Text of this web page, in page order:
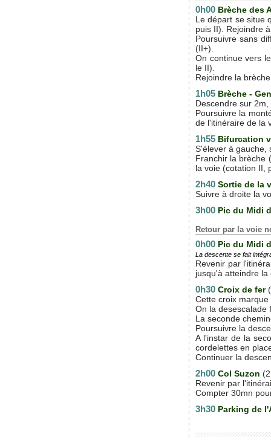
0h00 Brèche des
Le départ se situe
puis II). Rejoindre
Poursuivre sans
(II+).
On continue vers
le II).
Rejoindre la
1h05 Brèche -
Descendre sur
Poursuivre la
de l'itinéraire de la
1h55 Bifurcation
S'élever à gauche,
Franchir la brèche
la voie (cotation II,
2h40 Sortie de la
Suivre à droite la
3h00 Pic du Midi
Retour par la voie
0h00 Pic du Midi
La descente se fait
Revenir par
jusqu'à atteindre
0h30 Croix de fer
Cette croix
On la desescalade
La seconde
Poursuivre la
A l'instar de la
cordelettes en
Continuer la
2h00 Col Suzon
Revenir par
Compter 30mn
3h30 Parking de